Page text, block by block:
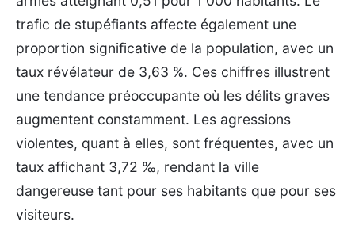
trafic de stupéfiants affecte également une
proportion significative de la population, avec un
taux révélateur de 3,63 %. Ces chiffres illustrent
une tendance préoccupante où les délits graves
augmentent constamment. Les agressions
violentes, quant à elles, sont fréquentes, avec un
taux affichant 3,72 ‰, rendant la ville
dangereuse tant pour ses habitants que pour ses
visiteurs.